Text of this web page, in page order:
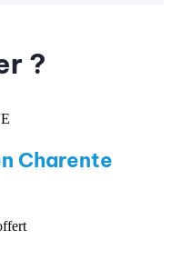
?
Charente